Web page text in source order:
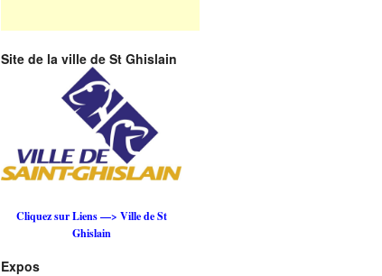
Site de la ville de St Ghislain
Cliquez sur Liens —> Ville de St
Ghislain
Expos